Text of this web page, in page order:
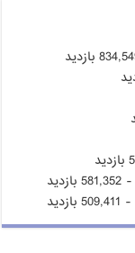
- 581,352 بازدید
- 509,411 بازدید